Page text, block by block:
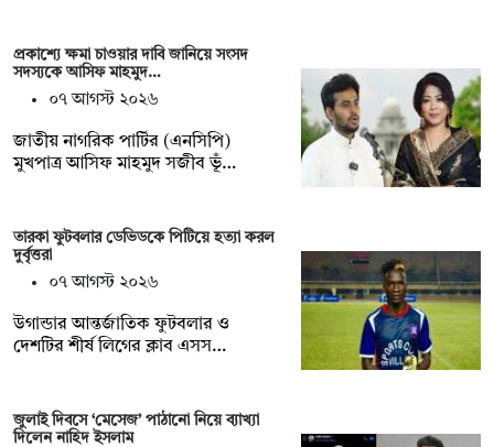
প্রকাশ্যে ক্ষমা চাওয়ার দাবি জানিয়ে সংসদ
সদস্যকে আসিফ মাহমুদ…
০৭ আগস্ট ২০২৬
জাতীয় নাগরিক পার্টির (এনসিপি)
মুখপাত্র আসিফ মাহমুদ সজীব ভূঁ…
তারকা ফুটবলার ডেভিডকে পিটিয়ে হত্যা করল
দুর্বৃত্তরা
০৭ আগস্ট ২০২৬
উগান্ডার আন্তর্জাতিক ফুটবলার ও
দেশটির শীর্ষ লিগের ক্লাব এসস…
জুলাই দিবসে ‘মেসেজ’ পাঠানো নিয়ে ব্যাখ্যা
দিলেন নাহিদ ইসলাম